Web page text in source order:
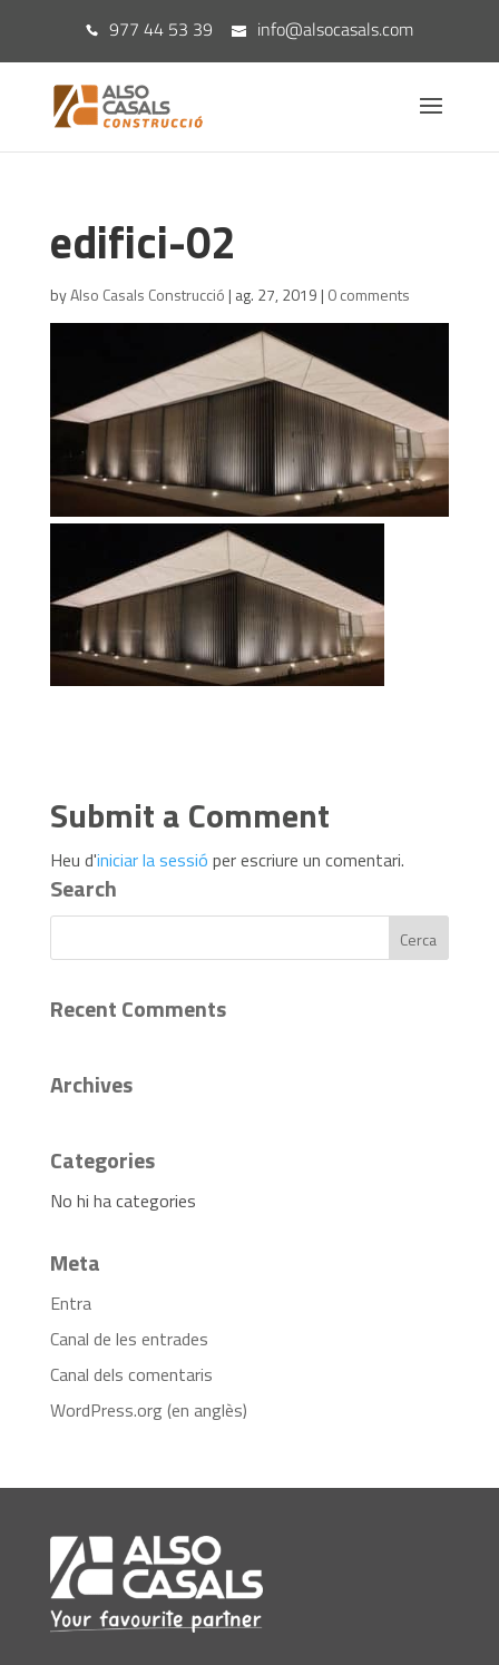
977 44 53 39 info@alsocasals.com
edifici-02
byAlso Casals Construcció | ag. 27, 2019 | 0 comments
Submit a Comment
Heu d'iniciar la sessió per escriure un comentari.
Search
Recent Comments
Archives
Categories
No hi ha categories
Meta
Entra
Canal de les entrades
Canal dels comentaris
WordPress.org (en anglès)